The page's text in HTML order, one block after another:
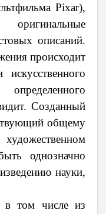
Pixar),
описаний.
происходит
Созданный
общему
однозначно
науки,
в том числе из